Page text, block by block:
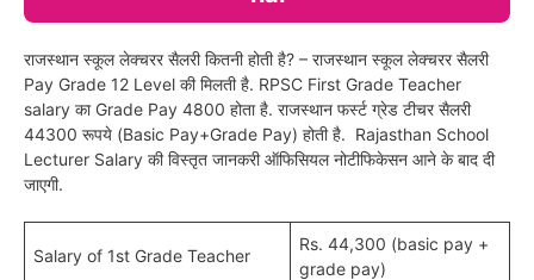
राजस्थान स्कूल लेक्चरर सैलरी कितनी होती है? – राजस्थान स्कूल लेक्चरर सैलरी
Pay Grade 12 Level की मिलती है. RPSC First Grade Teacher
salary का Grade Pay 4800 होता है. राजस्थान फर्स्ट ग्रेड टीचर सैलरी
44300 रूपये (Basic Pay+Grade Pay) होती है. Rajasthan School
Lecturer Salary की विस्तृत जानकरी ऑफिसियल नोटीफिकेसन आने के बाद दी
जाएगी.
Salary of 1st Grade Teacher
Rs. 44,300 (basic pay +
grade pay)